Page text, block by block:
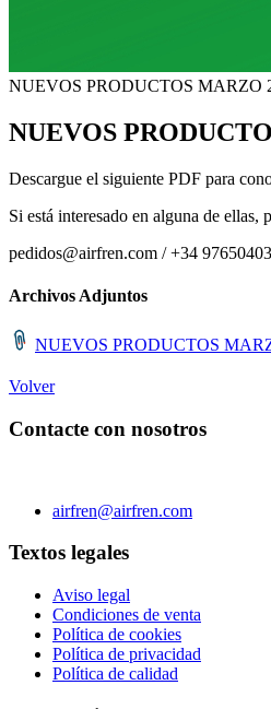
NUEVOS PRODUCTOS MARZO
NUEVOS
Descargue el siguiente PDF para
Si está interesado en alguna de ellas,
pedidos@airfren.com / +34
Archivos Adjuntos
NUEVOS PRODUCTOS
Volver
Contacte con nosotros
airfren@airfren.com
Textos legales
Aviso legal
Condiciones de venta
Política de cookies
Política de privacidad
Política de calidad